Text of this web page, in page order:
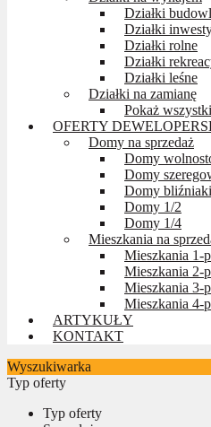
Działki
Działki
Działki rolne
Działki
Działki leśne
Działki na zamianę
Pokaż
OFERTY
Domy na sprzedaż
Domy
Domy
Domy bliźniaki
Domy 1/2
Domy 1/4
Mieszkania na
Mieszkania 1-
Mieszkania 2-
Mieszkania 3-
Mieszkania 4-
ARTYKUŁY
KONTAKT
Wyszukiwarka
Typ oferty
Typ oferty